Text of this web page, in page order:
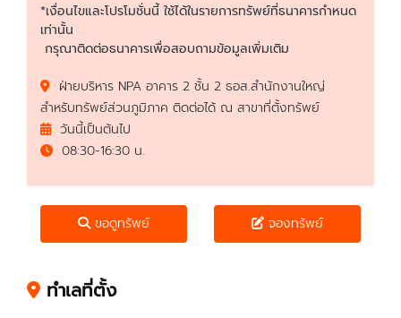
*เงื่อนไขและโปรโมชั่นนี้ ใช้ได้ในรายการทรัพย์ที่ธนาคารกำหนด
เท่านั้น
กรุณาติดต่อธนาคารเพื่อสอบถามข้อมูลเพิ่มเติม
ฝ่ายบริหาร NPA อาคาร 2 ชั้น 2 ธอส.สำนักงานใหญ่
สำหรับทรัพย์ส่วนภูมิภาค ติดต่อได้ ณ สาขาที่ตั้งทรัพย์
วันนี้เป็นต้นไป
08:30-16:30 น.
ขอดูทรัพย์ จองทรัพย์
ทำเลที่ตั้ง